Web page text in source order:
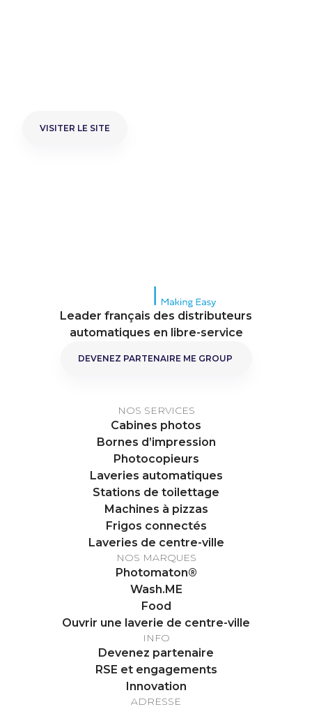
VISITER LE SITE
Leader français des distributeurs
automatiques en libre-service
DEVENEZ PARTENAIRE ME GROUP
NOS SERVICES
Cabines photos
Bornes d’impression
Photocopieurs
Laveries automatiques
Stations de toilettage
Machines à pizzas
Frigos connectés
Laveries de centre-ville
NOS MARQUES
Photomaton®
Wash.ME
Food
Ouvrir une laverie de centre-ville
INFO
Devenez partenaire
RSE et engagements
Innovation
ADRESSE